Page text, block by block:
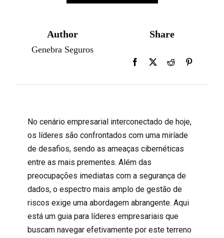
Author
Genebra Seguros
Share
No cenário empresarial interconectado de hoje,
os líderes são confrontados com uma miríade
de desafios, sendo as ameaças cibernéticas
entre as mais prementes. Além das
preocupações imediatas com a segurança de
dados, o espectro mais amplo de gestão de
riscos exige uma abordagem abrangente. Aqui
está um guia para líderes empresariais que
buscam navegar efetivamente por este terreno